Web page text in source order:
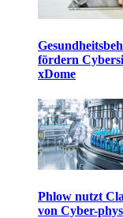
fördern
xDome
Phlow nutzt
von Cyber-